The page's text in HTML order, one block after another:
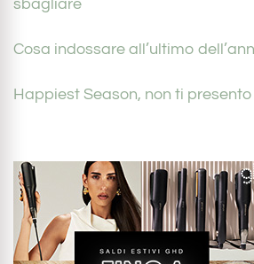
sbagliare
Cosa indossare all’ultimo
Happiest Season, non ti presento